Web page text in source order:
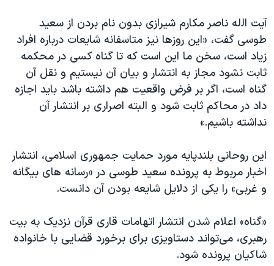
چهل سال گروگان‌گیری
قانون شفافیت دارائی کادر رهبری ایران
اعتراضات مردمی آبان ۹۸
اسرائیل در جنگ
نرگس محمدی برنده جایزه نوبل صلح
صفحه‌های ویژه
سفر پرزیدنت ترامپ به چین
آیت اﻟله ناصر مکارم شیرازی بدون نام بردن از سعید
طوسی گفت، «این روزها نیز متاسفانه شایعات درباره افراد
زیاد است، سخن ما این است که تا گناه کسی در محکمه
ثابت نشود مجاز به انتشار و بیان آن نیستیم و نقل آن
گناه است، اگر بر فرض واقعیت هم داشته باشد باید اجازه
داد در محاکم ثابت شود و البته اصراری بر انتشار آن
نداشته باشیم.»
این روحانی بلندپایه مورد حمایت جمهوری اسلامی، انتشار
اخبار مربوط به پرونده سعید طوسی در «رسانه های بیگانه
و غربی» را یکی از دلایل شایعه بودن آن دانست.
«گناه» اعلام شدن انتشار اتهامات قاری قرآن نزدیک به بیت
رهبری، می‌تواند دستاویزی برای برخورد قضایی با خانواده
شاکیان پرونده شود.